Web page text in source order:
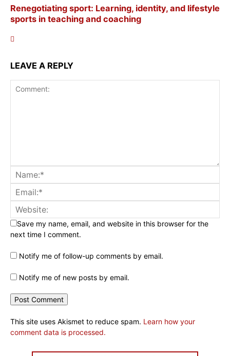
Renegotiating sport: Learning, identity, and lifestyle
sports in teaching and coaching
LEAVE A REPLY
Save my name, email, and website in this browser for the
next time I comment.
Notify me of follow-up comments by email.
Notify me of new posts by email.
This site uses Akismet to reduce spam. Learn how your
comment data is processed.